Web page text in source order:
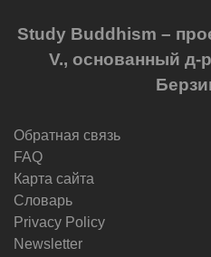
Study Buddhism –
V., основанный
Обратная связь
FAQ
Карта сайта
Словарь
Privacy Policy
Newsletter